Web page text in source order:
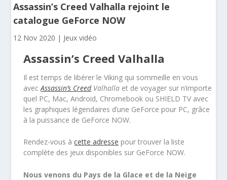
Assassin’s Creed Valhalla rejoint le
catalogue GeForce NOW
12 Nov 2020 | Jeux vidéo
Assassin’s Creed Valhalla
Il est temps de libérer le Viking qui sommeille en vous
avecAssassin’s CreedValhalla et de voyager sur n’importe
quel PC, Mac, Android, Chromebook ou SHIELD TV avec
les graphiques légendaires d’une GeForce pour PC, grâce
à la puissance de GeForce NOW.
Rendez-vous àcette adresse pour trouver la liste
complète des jeux disponibles sur GeForce NOW.
Nous venons du Pays de la Glace et de la Neige